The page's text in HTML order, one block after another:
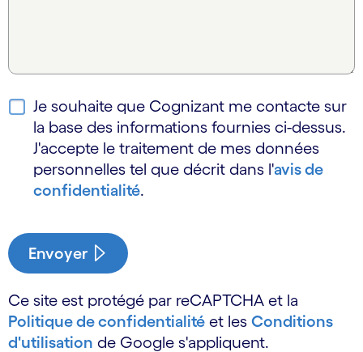
Je souhaite que Cognizant me contacte sur
la base des informations fournies ci-dessus.
J'accepte le traitement de mes données
personnelles tel que décrit dans l'avis de
confidentialité.
Envoyer
Ce site est protégé par reCAPTCHA et la
Politique de confidentialité et les Conditions
d'utilisation de Google s'appliquent.